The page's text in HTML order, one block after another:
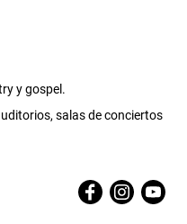
y gospel.
salas de conciertos